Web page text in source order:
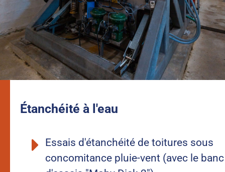
Étanchéité à l'eau
Essais d'étanchéité de toitures sous
concomitance pluie-vent (avec le banc